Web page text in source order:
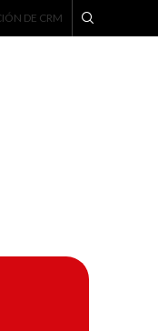
DE CRM